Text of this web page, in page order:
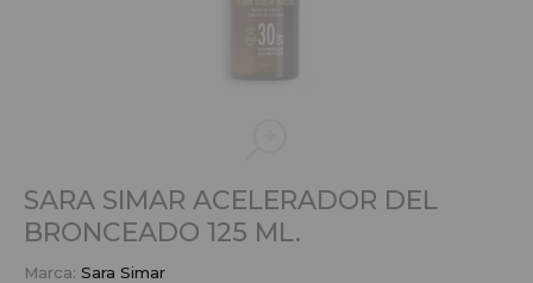
SARA SIMAR ACELERADOR DEL
BRONCEADO 125 ML.
Marca: Sara Simar